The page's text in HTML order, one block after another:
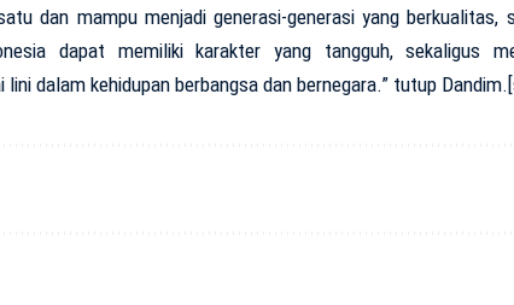
dan mampu menjadi generasi-generasi yang berkualitas,
dapat memiliki karakter yang tangguh, sekaligus
lini dalam kehidupan berbangsa dan bernegara.” tutup